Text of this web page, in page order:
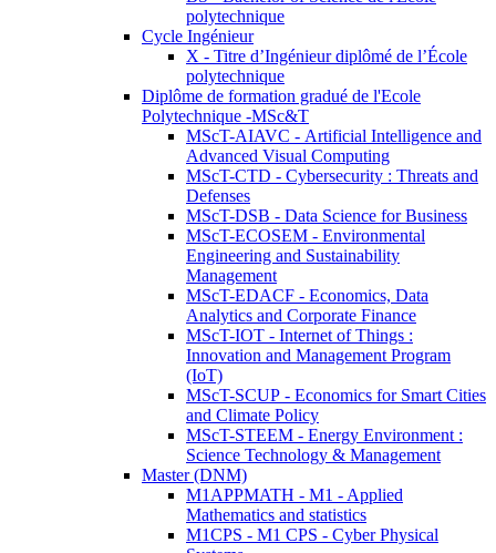
polytechnique
Cycle Ingénieur
X - Titre d’Ingénieur diplômé de l’École
polytechnique
Diplôme de formation gradué de l'Ecole
Polytechnique -MSc&T
MScT-AIAVC - Artificial Intelligence and
Advanced Visual Computing
MScT-CTD - Cybersecurity : Threats and
Defenses
MScT-DSB - Data Science for Business
MScT-ECOSEM - Environmental
Engineering and Sustainability
Management
MScT-EDACF - Economics, Data
Analytics and Corporate Finance
MScT-IOT - Internet of Things :
Innovation and Management Program
(IoT)
MScT-SCUP - Economics for Smart Cities
and Climate Policy
MScT-STEEM - Energy Environment :
Science Technology & Management
Master (DNM)
M1APPMATH - M1 - Applied
Mathematics and statistics
M1CPS - M1 CPS - Cyber Physical